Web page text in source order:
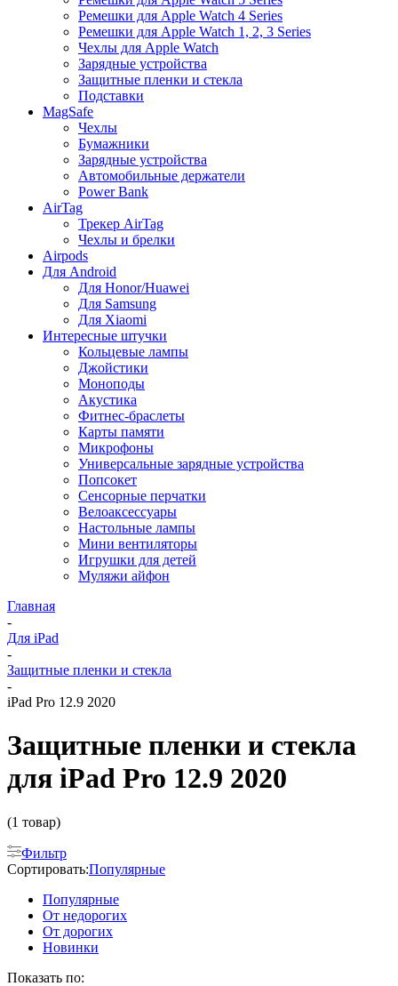
Ремешки для Apple Watch 4 Series
Ремешки для Apple Watch 1, 2, 3 Series
Чехлы для Apple Watch
Зарядные устройства
Защитные пленки и стекла
Подставки
MagSafe
Чехлы
Бумажники
Зарядные устройства
Автомобильные держатели
Power Bank
AirTag
Трекер AirTag
Чехлы и брелки
Airpods
Для Android
Для Honor/Huawei
Для Samsung
Для Xiaomi
Интересные штучки
Кольцевые лампы
Джойстики
Моноподы
Акустика
Фитнес-браслеты
Карты памяти
Микрофоны
Универсальные зарядные устройства
Попсокет
Сенсорные перчатки
Велоаксессуары
Настольные лампы
Мини вентиляторы
Игрушки для детей
Муляжи айфон
Главная
-
Для iPad
-
Защитные пленки и стекла
-
iPad Pro 12.9 2020
Защитные пленки и стекла
для iPad Pro 12.9 2020
(1 товар)
Фильтр
Сортировать:Популярные
Популярные
От недорогих
От дорогих
Новинки
Показать по: